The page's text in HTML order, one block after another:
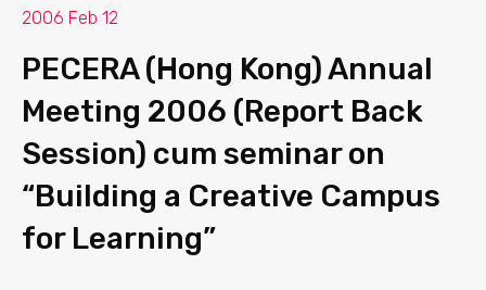
2006 Feb 12
PECERA (Hong Kong) Annual
Meeting 2006 (Report Back
Session) cum seminar on
“Building a Creative Campus
for Learning”